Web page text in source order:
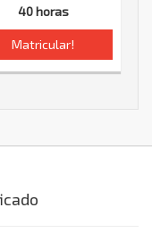
40 horas
Matricular!